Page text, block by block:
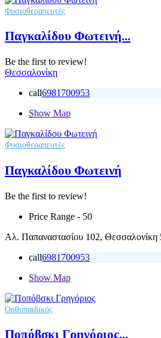
Φυσιοθεραπευτές
Παγκαλίδου Φωτεινή...
Be the first to review!
Θεσσαλονίκη
call6981700953
Show Map
Φυσιοθεραπευτές
Παγκαλίδου Φωτεινή
Be the first to review!
Price Range - 50
Αλ. Παπαναστασίου 102, Θεσσαλονίκη
call6981700953
Show Map
Ορθοπαιδικός
Ποπόβσκι Γρηγόριος...